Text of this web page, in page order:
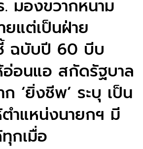
มองขวากหนาม
ยแต่เป็นฝ่าย
ฉบับปี 60 บีบ
อ่อนแอ สกัดรัฐบาล
ก ‘ยิ่งชีพ’ ระบุ เป็น
ำแหน่งนายกฯ มี
กเมื่อ